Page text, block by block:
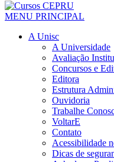
MENU PRINCIPAL
A Unisc
A Universidade
Avaliação
Concursos e
Editora
Estrutura
Ouvidoria
Trabalhe
VoltarE
Contato
Acessibilidade
Dicas de